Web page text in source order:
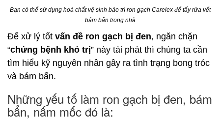
Bạn có thể sử dụng hoá chất vệ sinh bảo trì ron gạch Carelex để tẩy rửa vết
bám bẩn trong nhà
Để xử lý tốt vấn đề ron gạch bị đen, ngăn chặn
“chứng bệnh khó trị” này tái phát thì chúng ta cần
tìm hiểu kỹ nguyên nhân gây ra tình trạng bong tróc
và bám bẩn.
Những yếu tố làm ron gạch bị đen, bám
bẩn, nấm mốc đó là: